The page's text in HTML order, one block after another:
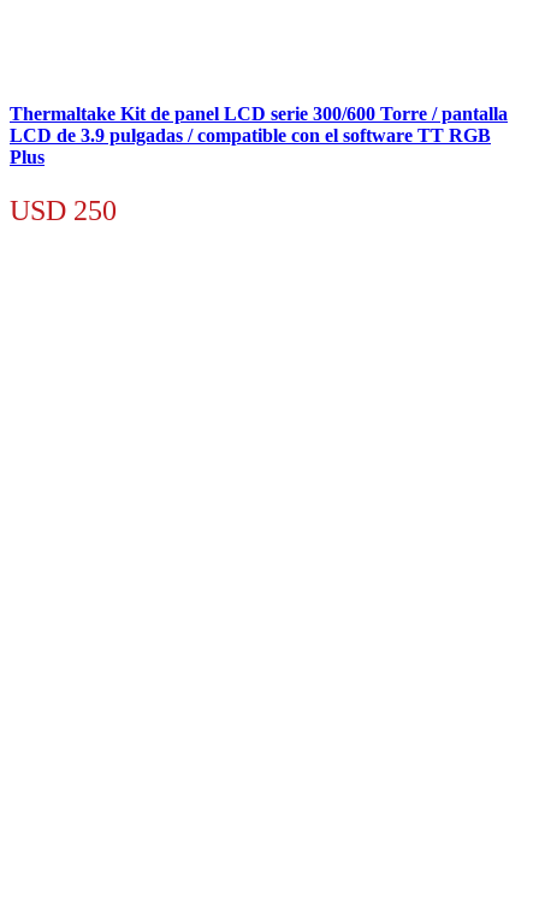
Thermaltake Kit de panel LCD serie 300/600 Torre / pantalla
LCD de 3.9 pulgadas / compatible con el software TT RGB
Plus
USD 250